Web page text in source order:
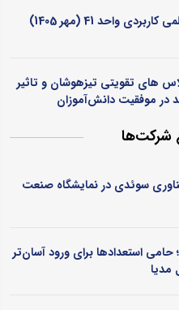
واحد 41 (مهر 1405)
‌های تقویتی تیزهوشان و تاثیر
در موفقیت دانش‌آموزان
شرکت‌ها
سوئدی در نمایشگاه صنعت
حامی استعدادها برای ورود آسان‌تر